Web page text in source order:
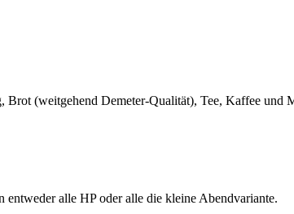
(weitgehend Demeter-Qualität), Tee, Kaffee und
alle HP oder alle die kleine Abendvariante.